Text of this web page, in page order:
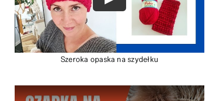
Szeroka opaska na szydełku